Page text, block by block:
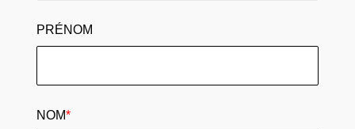
PRÉNOM
NOM*